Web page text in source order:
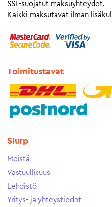
SSL-suojatut maksuyhteydet.
Kaikki maksutavat ilman
Toimitustavat
Slurp
Meistä
Vastuullisuus
Lehdistö
Yritys- ja yhteystiedot